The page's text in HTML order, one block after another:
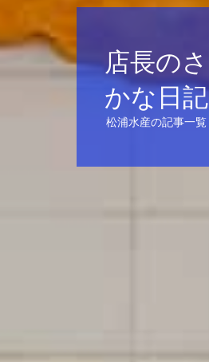
店長のさ
かな日記
松浦水産の記事一覧